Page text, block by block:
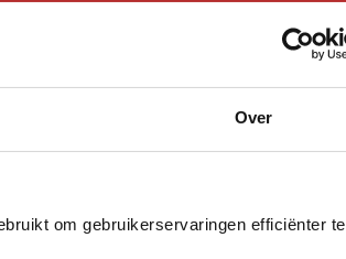
Over
om gebruikerservaringen efficiënter te